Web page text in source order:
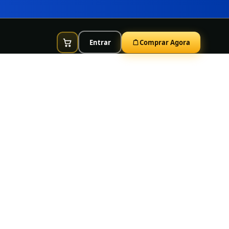
Entrar Comprar Agora